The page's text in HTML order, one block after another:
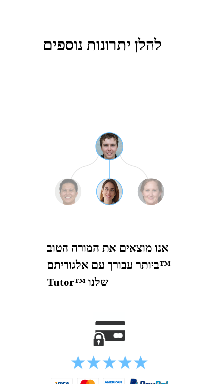
להלן יתרונות נוספים
אנו מוצאים את המורה הטוב
ביותר עבורך עם אלגוריתם™
Tutor™ שלנו